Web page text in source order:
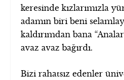
keresinde kızlarımızla
adamın biri beni
kaldırımdan bana
avaz avaz bağırdı.
Bizi rahatsız edenler